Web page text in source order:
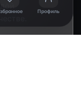
Профиль